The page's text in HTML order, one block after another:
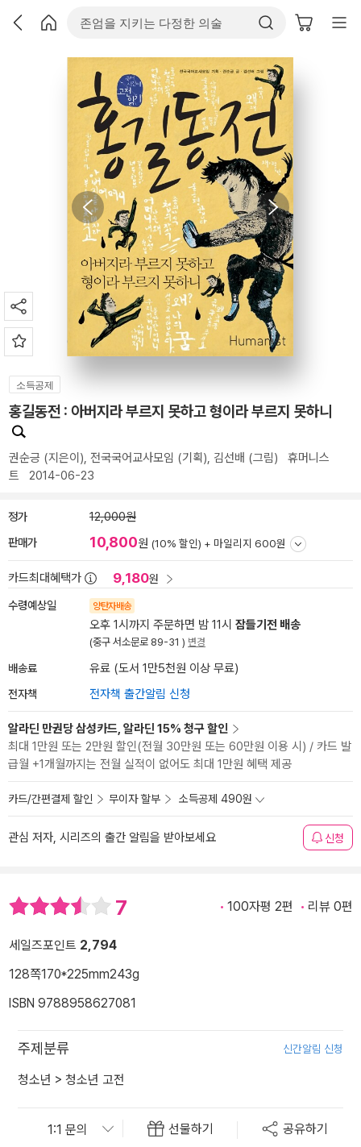
소득공제
홍길동전 : 아버지라 부르지 못하고 형이라 부르지 못하니
권순긍 (지은이), 전국국어교사모임 (기획), 김선배 (그림) 휴머니스
트 2014-06-23
정가 12,000원
판매가 10,800원 (10% 할인) + 마일리지 600원
카드최대혜택가 9,180원
수령예상일 양탄자배송
오후 1시까지 주문하면 밤 11시 잠들기전 배송
(중구 서소문로 89-31 ) 변경
배송료 유료 (도서 1만5천원 이상 무료)
전자책 전자책 출간알림 신청
알라딘 만권당 삼성카드, 알라딘 15% 청구 할인
최대 1만원 또는 2만원 할인(전월 30만원 또는 60만원 이용 시) / 카드 발
급월 +1개월까지는 전월 실적이 없어도 최대 1만원 혜택 제공
카드/간편결제 할인 무이자 할부 소득공제 490원
관심 저자, 시리즈의 출간 알림을 받아보세요 신청
7 100자평 2편 리뷰 0편
세일즈포인트 2,794
128쪽170*225mm243g
ISBN 9788958627081
주제분류 신간알림 신청
청소년 > 청소년 고전
선물하기 공유하기